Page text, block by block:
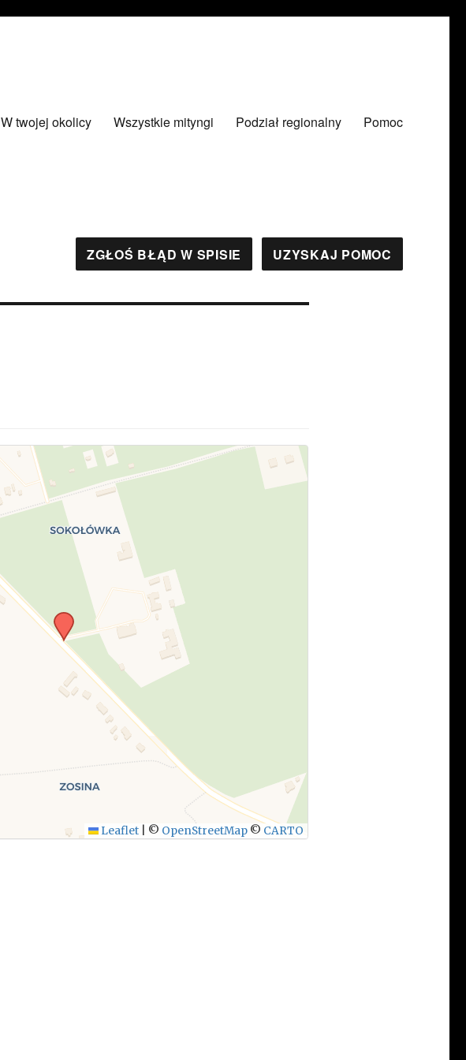
W twojej okolicy Wszystkie mityngi Podział regionalny Pomoc
ZGŁOŚ BŁĄD W SPISIE UZYSKAJ POMOC
Leaflet © OpenStreetMap © CARTO